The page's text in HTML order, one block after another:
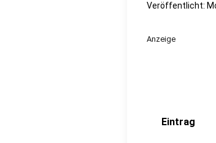
Veröffentlicht:
Anzeige
Eintrag